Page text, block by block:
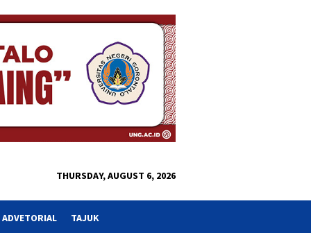
THURSDAY, AUGUST 6, 2026
ADVETORIAL TAJUK